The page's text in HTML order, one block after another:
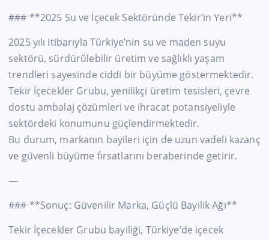
### **2025 Su ve İçecek Sektöründe Tekir’in Yeri**
2025 yılı itibarıyla Türkiye’nin su ve maden suyu
sektörü, sürdürülebilir üretim ve sağlıklı yaşam
trendleri sayesinde ciddi bir büyüme göstermektedir.
Tekir İçecekler Grubu, yenilikçi üretim tesisleri, çevre
dostu ambalaj çözümleri ve ihracat potansiyeliyle
sektördeki konumunu güçlendirmektedir.
Bu durum, markanın bayileri için de uzun vadeli kazanç
ve güvenli büyüme fırsatlarını beraberinde getirir.
—
### **Sonuç: Güvenilir Marka, Güçlü Bayilik Ağı**
Tekir İçecekler Grubu bayiliği, Türkiye’de içecek